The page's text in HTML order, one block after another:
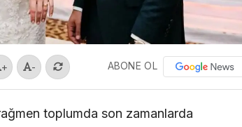
+ - ABONE OL
toplumda son zamanlarda